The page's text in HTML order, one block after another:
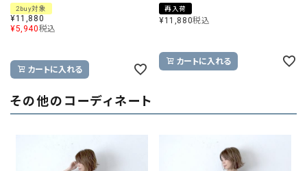
2buy対象
¥11,880
¥5,940税込
カートに入れる
再入荷
¥11,880税込
カートに入れる
その他のコーディネート